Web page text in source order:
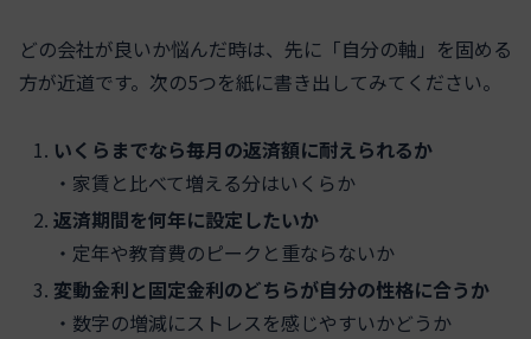
どの会社が良いか悩んだ時は、先に「自分の軸」を固める
方が近道です。次の5つを紙に書き出してみてください。
いくらまでなら毎月の返済額に耐えられるか
・家賃と比べて増える分はいくらか
返済期間を何年に設定したいか
・定年や教育費のピークと重ならないか
変動金利と固定金利のどちらが自分の性格に合うか
・数字の増減にストレスを感じやすいかどうか